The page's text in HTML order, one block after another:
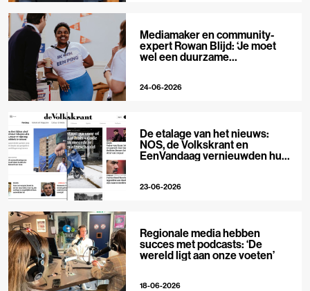
Mediamaker en community-
expert Rowan Blijd: ‘Je moet
wel een duurzame
24-06-2026
De etalage van het nieuws:
NOS, de Volkskrant en
EenVandaag vernieuwden hun
23-06-2026
Regionale media hebben
succes met podcasts: ‘De
wereld ligt aan onze voeten’
18-06-2026